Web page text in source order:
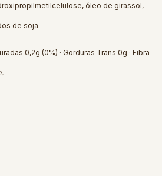
óleo de girassol,
de soja.
0,2g (0%) · Gorduras Trans 0g · Fibra